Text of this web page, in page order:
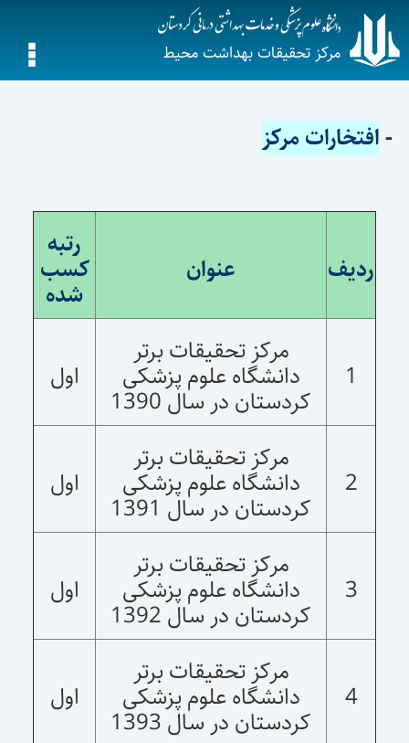
مرکز تحقیقات بهداشت محیط
-افتخارات مرکز
ردیف عنوان
رتبه
کسب
شده
1
مرکز تحقیقات برتر
دانشگاه علوم پزشکی
کردستان در سال 1390
اول
2
مرکز تحقیقات برتر
دانشگاه علوم پزشکی
کردستان در سال 1391
اول
3
مرکز تحقیقات برتر
دانشگاه علوم پزشکی
کردستان در سال 1392
اول
4
مرکز تحقیقات برتر
دانشگاه علوم پزشکی
کردستان در سال 1393
اول